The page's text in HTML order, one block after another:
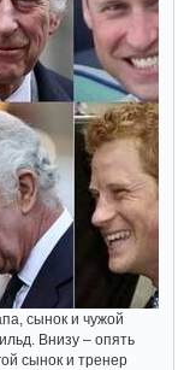
сынок и чужой
Внизу – опять
сынок и тренер